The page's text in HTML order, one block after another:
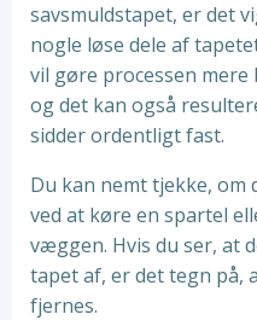
savsmuldstapet, er det
nogle løse dele af
vil gøre processen
og det kan også
sidder ordentligt fast.
Du kan nemt tjekke, om
ved at køre en spartel
væggen. Hvis du ser, at
tapet af, er det tegn på,
fjernes.